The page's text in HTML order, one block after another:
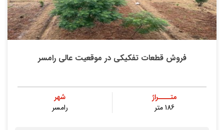
فروش قطعات تفکیکی در موقعیت عالی رامسر
متــــراژ
186 متر
شهر
رامسر